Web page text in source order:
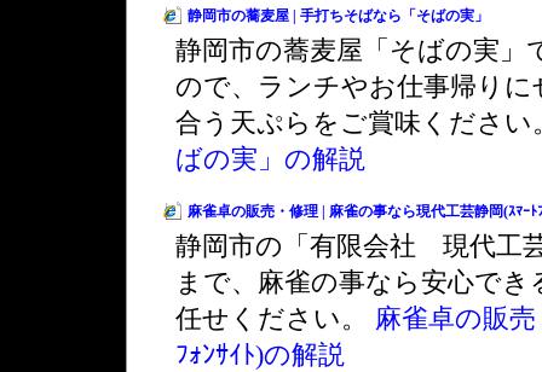
静岡市の蕎麦屋 | 手打ちそばなら「そばの実」
静岡市の蕎麦屋「そばの実
ので、ランチやお仕事帰り
合う天ぷらをご賞味くださ
ばの実」の解説
麻雀卓の販売・修理 | 麻雀の事なら現代工芸静岡(ｽﾏｰﾄ
静岡市の「有限会社 現代工
まで、麻雀の事なら安心で
任せください。 麻雀卓の販
ﾌｫﾝｻｲﾄ)の解説